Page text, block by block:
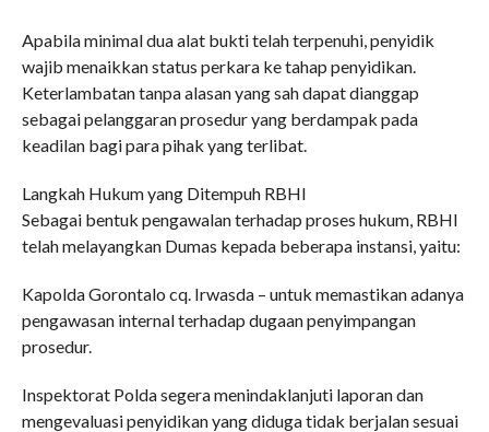
Apabila minimal dua alat bukti telah terpenuhi, penyidik
wajib menaikkan status perkara ke tahap penyidikan.
Keterlambatan tanpa alasan yang sah dapat dianggap
sebagai pelanggaran prosedur yang berdampak pada
keadilan bagi para pihak yang terlibat.
Langkah Hukum yang Ditempuh RBHI
Sebagai bentuk pengawalan terhadap proses hukum, RBHI
telah melayangkan Dumas kepada beberapa instansi, yaitu:
Kapolda Gorontalo cq. Irwasda – untuk memastikan adanya
pengawasan internal terhadap dugaan penyimpangan
prosedur.
Inspektorat Polda segera menindaklanjuti laporan dan
mengevaluasi penyidikan yang diduga tidak berjalan sesuai